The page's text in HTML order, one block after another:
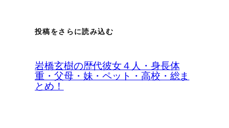
投稿をさらに読み込む
岩橋玄樹の歴代彼女４人・身長体
重・父母・妹・ペット・高校・総ま
とめ！